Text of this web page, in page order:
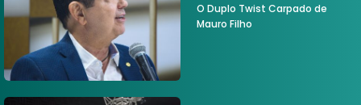
O Duplo Twist Carpado de
Mauro Filho